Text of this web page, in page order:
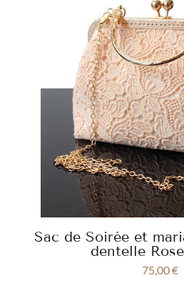
Sac de Soirée et
dentelle
75,00€